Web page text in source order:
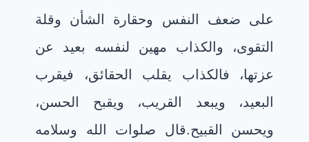
على ضعف النفس وحقارة الشأن وقلة
التقوى، والكذاب مهين لنفسه بعيد عن
عزتها، فالكذاب يقلب الحقائق، فيقرب
البعيد، ويبعد القريب، ويقبح الحسن،
ويحسن القبيح.قال صلوات الله وسلامه